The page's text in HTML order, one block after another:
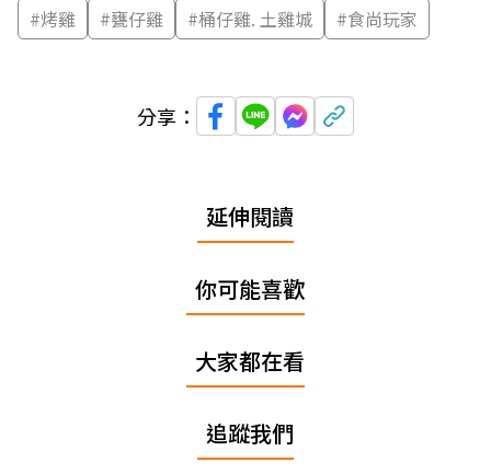
#烤雞 #甕仔雞 #桶仔雞. 土雞城 #食尚玩家
分享：
延伸閱讀
你可能喜歡
大家都在看
追蹤我們